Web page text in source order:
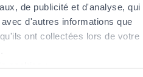
de publicité et d'analyse, qui
d'autres informations que
ont collectées lors de votre
et